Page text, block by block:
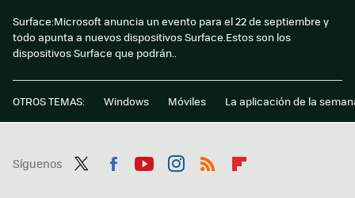
Surface:Microsoft anuncia un evento para el 22 de septiembre y
todo apunta a nuevos dispositivos Surface.Estos son los
dispositivos Surface que podrán..
OTROS TEMAS: Windows Móviles La aplicación de la
Síguenos